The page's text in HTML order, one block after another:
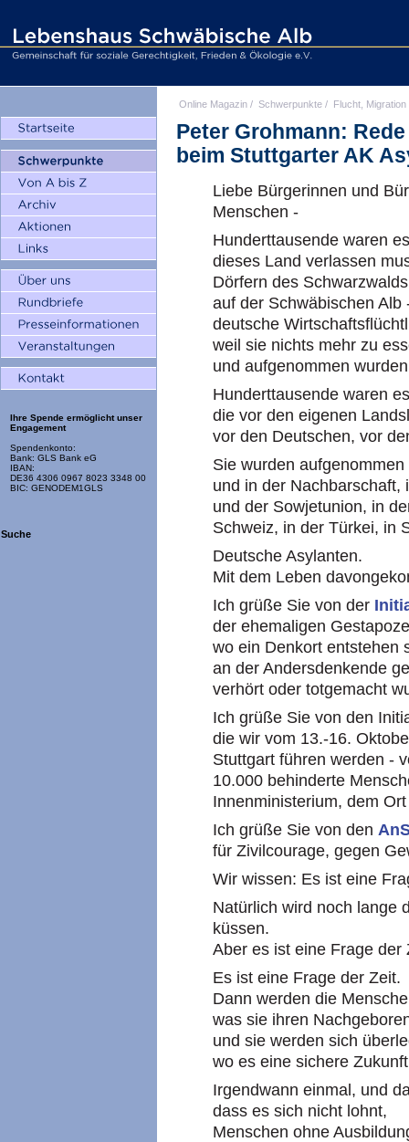
Ihre Spende ermöglicht unser
Engagement
Spendenkonto:
Bank: GLS Bank eG
IBAN:
DE36 4306 0967 8023 3348 00
BIC: GENODEM1GLS
Suche
Online Magazin / Schwerpunkte / Flucht, Migration
Peter Grohmann:
beim Stuttgarter AK
Liebe Bürgerinnen und
Menschen -
Hunderttausende waren
dieses Land verlassen
Dörfern des
auf der Schwäbischen Alb
deutsche
weil sie nichts mehr zu
und aufgenommen
Hunderttausende waren
die vor den eigenen
vor den Deutschen, vor
Sie wurden
und in der Nachbarschaft,
und der Sowjetunion, in
Schweiz, in der Türkei, in
Deutsche Asylanten.
Mit dem Leben
Ich grüße Sie von der
der ehemaligen
wo ein Denkort entstehen
an der Andersdenkende
verhört oder totgemacht
Ich grüße Sie von den
die wir vom 13.-16.
Stuttgart führen werden -
10.000 behinderte
Innenministerium, dem
Ich grüße Sie von den
für Zivilcourage, gegen
Wir wissen: Es ist eine
Natürlich wird noch lange
küssen.
Aber es ist eine Frage der
Es ist eine Frage der Zeit.
Dann werden die
was sie ihren
und sie werden sich
wo es eine sichere
Irgendwann einmal, und
dass es sich nicht lohnt,
Menschen ohne